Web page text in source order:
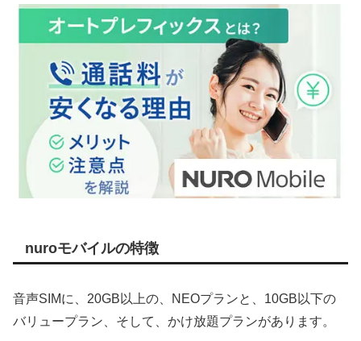
nuroモバイルの特徴
音声SIMに、20GB以上の、NEOプランと、10GB以下の
バリュープラン、そして、かけ放題プランがあります。